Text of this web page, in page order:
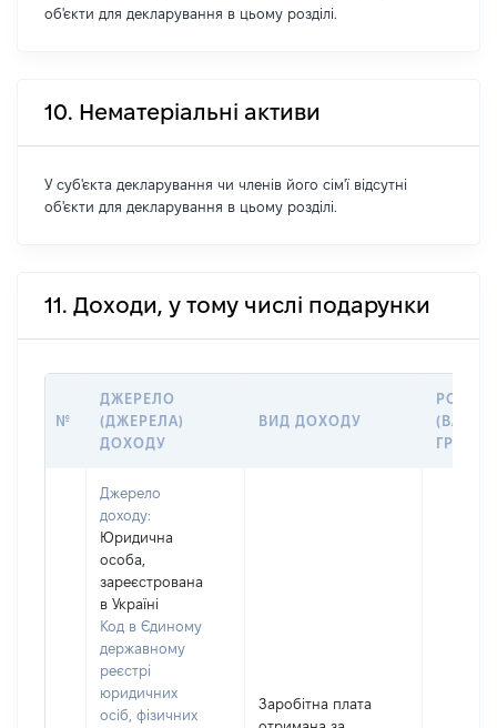
об'єкти для декларування в цьому розділі.
10. Нематеріальні активи
У суб'єкта декларування чи членів його сім'ї відсутні
об'єкти для декларування в цьому розділі.
11. Доходи, у тому числі подарунки
№
ДЖЕРЕЛО
(ДЖЕРЕЛА)
ДОХОДУ
ВИД ДОХОДУ
РОЗМІР
ГРН
Джерело
доходу:
Юридична
особа,
зареєстрована
в Україні
Код в Єдиному
державному
реєстрі
юридичних
осіб, фізичних
Заробітна плата